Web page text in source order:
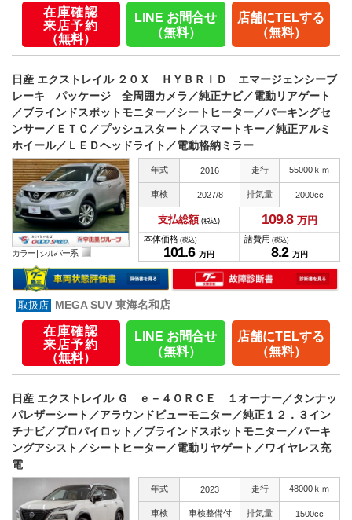
在庫確認
来店予約
（無料）
LINE お問合せ
（無料）
店舗にTELする
（無料）
日産 エクストレイル ２０Ｘ ＨＹＢＲＩＤ エマージェンシーブ
レーキ パッケージ 全周囲カメラ／純正ナビ／電動リアゲート
／ブラインドスポットモニター／シートヒーター／パーキングセ
ンサー／ＥＴＣ／プッシュスタート／スマートキー／純正アルミ
ホイール／ＬＥＤヘッドライト／電動格納ミラー
カラー | シルバー系
年式 2016 走行 55000ｋｍ
車検 2027/8 排気量 2000cc
支払総額 (税込) 109.8 万円
本体価格 (税込)
101.6 万円
諸費用 (税込)
8.2 万円
MEGA SUV 東海名和店
在庫確認
来店予約
（無料）
LINE お問合せ
（無料）
店舗にTELする
（無料）
日産 エクストレイル Ｇ ｅ－４ＯＲＣＥ １オーナー／タンナッ
パレザーシート／アラウンドビューモニター／純正１２．３イン
チナビ／プロパイロット／ブラインドスポットモニター／パーキ
ングアシスト／シートヒーター／電動リヤゲート／ワイヤレス充
電
年式 2023 走行 48000ｋｍ
車検 車検整備付 排気量 1500cc